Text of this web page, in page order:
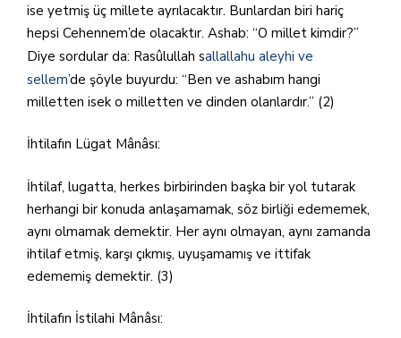
ise yetmiş üç millete ayrılacaktır. Bunlardan biri hariç
hepsi Cehennem’de olacaktır. Ashab: “O millet kimdir?”
Diye sordular da: Rasûlullah sallallahu aleyhi ve
sellem’de şöyle buyurdu: “Ben ve ashabım hangi
milletten isek o milletten ve dinden olanlardır.” (2)
İhtilafın Lügat Mânâsı:
İhtilaf, lugatta, herkes birbirinden başka bir yol tutarak
herhangi bir konuda anlaşamamak, söz birliği edememek,
aynı olmamak demektir. Her aynı olmayan, aynı zamanda
ihtilaf etmiş, karşı çıkmış, uyuşamamış ve ittifak
edememiş demektir. (3)
İhtilafın İstilahi Mânâsı: